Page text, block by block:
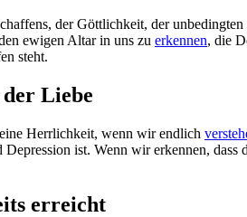
der Göttlichkeit, der
ewigen Altar in uns zu erkennen, die
steht.
Liebe
Herrlichkeit, wenn wir endlich
Depression ist. Wenn wir erkennen,
erreicht